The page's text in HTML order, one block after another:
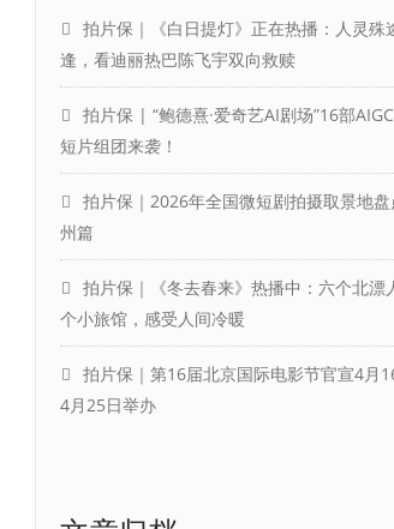
拍片保｜《白日提灯》正在热播：人灵殊
逢，看迪丽热巴陈飞宇双向救赎
拍片保 | “鲍德熹·爱奇艺AI剧场”16部
短片组团来袭！
拍片保｜2026年全国微短剧拍摄取景地
州篇
拍片保｜《冬去春来》热播中：六个北漂
个小旅馆，感受人间冷暖
拍片保｜第16届北京国际电影节官宣4月
4月25日举办